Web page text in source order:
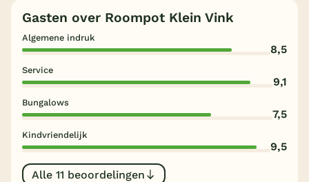
Limburg
Duitsland
Onze e-boeken
Gasten over Roompot Klein Vink
Algemene indruk
8,5
Service
9,1
Bungalows
7,5
Kindvriendelijk
9,5
Alle 11 beoordelingen